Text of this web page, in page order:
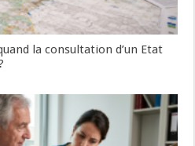
la consultation d’un Etat